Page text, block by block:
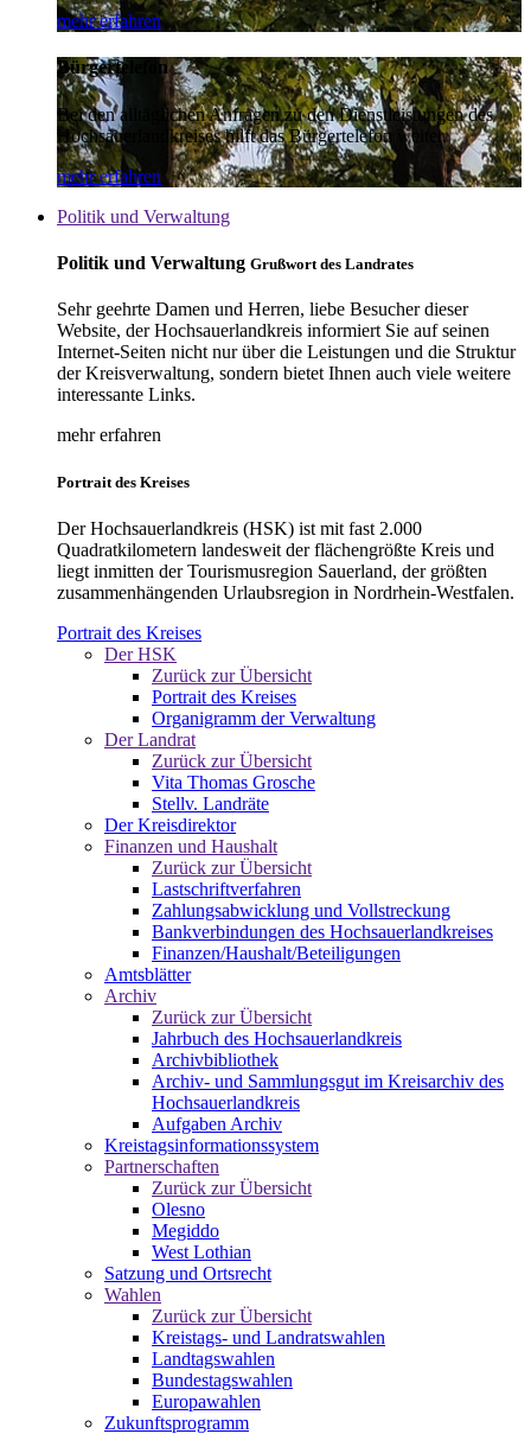
mehr erfahren
Bürgertelefon
Bei den alltäglichen Anfragen zu den Dienstleistungen des
Hochsauerlandkreises hilft das Bürgertelefon weiter.
mehr erfahren
Politik und Verwaltung
Politik und Verwaltung Grußwort des Landrates
Sehr geehrte Damen und Herren, liebe Besucher dieser
Website, der Hochsauerlandkreis informiert Sie auf seinen
Internet-Seiten nicht nur über die Leistungen und die Struktur
der Kreisverwaltung, sondern bietet Ihnen auch viele weitere
interessante Links.
mehr erfahren
Portrait des Kreises
Der Hochsauerlandkreis (HSK) ist mit fast 2.000
Quadratkilometern landesweit der flächengrößte Kreis und
liegt inmitten der Tourismusregion Sauerland, der größten
zusammenhängenden Urlaubsregion in Nordrhein-Westfalen.
Portrait des Kreises
Der HSK
Zurück zur Übersicht
Portrait des Kreises
Organigramm der Verwaltung
Der Landrat
Zurück zur Übersicht
Vita Thomas Grosche
Stellv. Landräte
Der Kreisdirektor
Finanzen und Haushalt
Zurück zur Übersicht
Lastschriftverfahren
Zahlungsabwicklung und Vollstreckung
Bankverbindungen des Hochsauerlandkreises
Finanzen/Haushalt/Beteiligungen
Amtsblätter
Archiv
Zurück zur Übersicht
Jahrbuch des Hochsauerlandkreis
Archivbibliothek
Archiv- und Sammlungsgut im Kreisarchiv des
Hochsauerlandkreis
Aufgaben Archiv
Kreistagsinformationssystem
Partnerschaften
Zurück zur Übersicht
Olesno
Megiddo
West Lothian
Satzung und Ortsrecht
Wahlen
Zurück zur Übersicht
Kreistags- und Landratswahlen
Landtagswahlen
Bundestagswahlen
Europawahlen
Zukunftsprogramm